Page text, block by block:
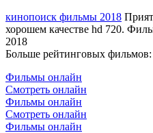
кинопоиск фильмы 2018
хорошем качестве hd 720.
2018
Больше рейтинговых фильмов:
Фильмы онлайн
Смотреть онлайн
Фильмы онлайн
Смотреть онлайн
Фильмы онлайн